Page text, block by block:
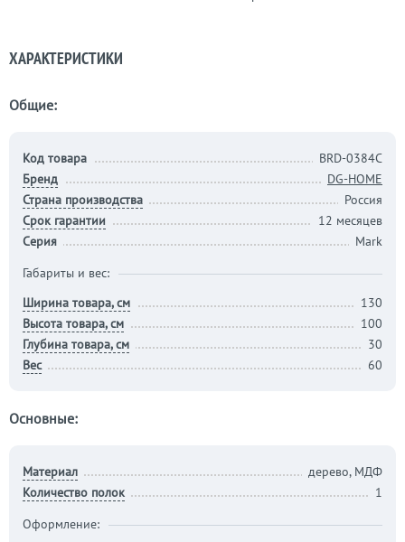
ХАРАКТЕРИСТИКИ
Общие:
Код товара
BRD-0384С
Бренд
DG-HOME
Страна производства
Россия
Срок гарантии
12 месяцев
Серия
Mark
Габариты и вес:
Ширина товара, см
130
Высота товара, см
100
Глубина товара, см
30
Вес
60
Основные:
Материал
дерево, МДФ
Количество полок
1
Оформление: